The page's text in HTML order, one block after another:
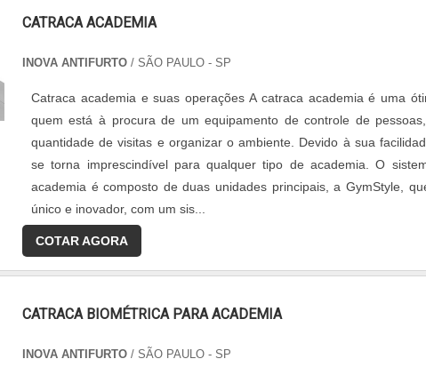
CATRACA ACADEMIA
INOVA ANTIFURTO / SÃO PAULO - SP
Catraca academia e suas operações A catraca academia é uma
quem está à procura de um equipamento de controle de
quantidade de visitas e organizar o ambiente. Devido à sua
se torna imprescindível para qualquer tipo de academia. O
academia é composto de duas unidades principais, a GymStyle,
único e inovador, com um sis...
COTAR AGORA
CATRACA BIOMÉTRICA PARA ACADEMIA
INOVA ANTIFURTO / SÃO PAULO - SP